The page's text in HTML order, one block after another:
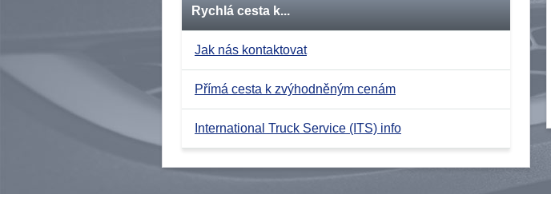
Rychlá cesta k...
Jak nás kontaktovat
Přímá cesta k zvýhodněným cenám
International Truck Service (ITS) info